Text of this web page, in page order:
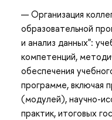
Организация
образовательной
и анализ данных":
компетенций,
обеспечения
программе, включая
(модулей), научно-
практик, итоговых